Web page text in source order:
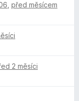
před měsícem
2 měsíci